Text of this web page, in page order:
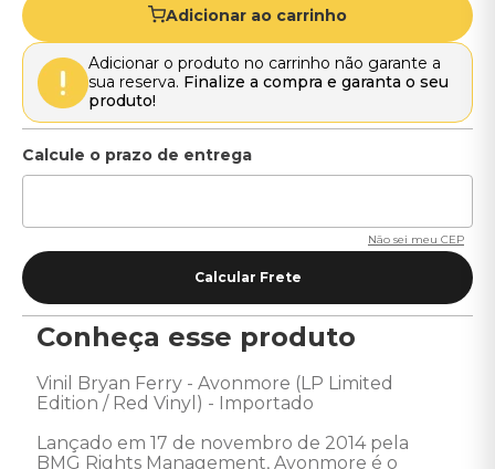
Adicionar ao carrinho
Adicionar o produto no carrinho não garante a
sua reserva. Finalize a compra e garanta o seu
produto!
Não sei meu CEP
Conheça esse produto
Vinil Bryan Ferry - Avonmore (LP Limited
Edition / Red Vinyl) - Importado
Lançado em 17 de novembro de 2014 pela
BMG Rights Management, Avonmore é o